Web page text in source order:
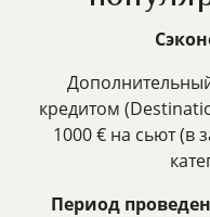
кредитом
1000 € на сьют (в
Период